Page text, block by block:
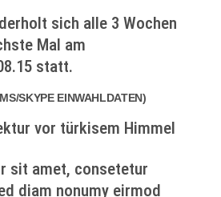
sich alle 3 Wochen
Mal am
statt.
SKYPE EINWAHLDATEN)
sit amet, consetetur
diam nonumy eirmod